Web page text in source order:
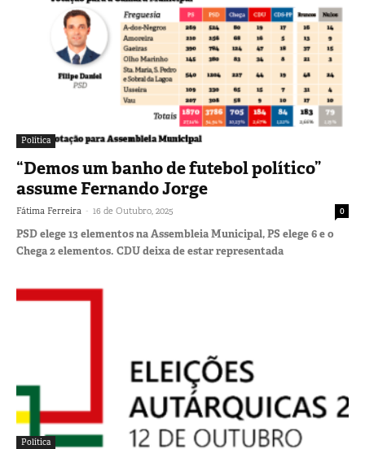
Política
“Demos um banho de futebol político”
assume Fernando Jorge
Fátima Ferreira - 16 de Outubro, 2025 0
PSD elege 13 elementos na Assembleia Municipal, PS elege 6 e o
Chega 2 elementos. CDU deixa de estar representada
Política